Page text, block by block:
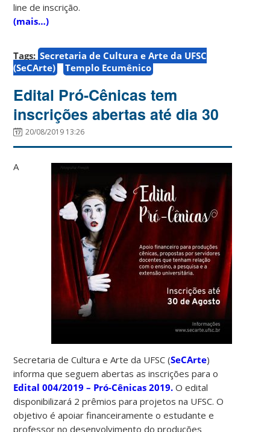
line de inscrição.
(mais…)
Tags: Secretaria de Cultura e Arte da UFSC
(SeCArte)
Templo Ecumênico
Edital Pró-Cênicas tem
inscrições abertas até dia 30
20/08/2019 13:26
A
Secretaria de Cultura e Arte da UFSC (SeCArte)
informa que seguem abertas as inscrições para o
Edital 004/2019 – Pró-Cênicas 2019. O edital
disponibilizará 2 prêmios para projetos na UFSC. O
objetivo é apoiar financeiramente o estudante e
professor no desenvolvimento do produções